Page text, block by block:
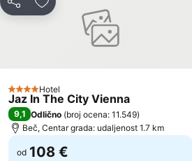
Therme Wien
Wien
Opera
Alsergrund
Gerhard Hanappi Stadion
Deli Dodati u favorite
4 Zvezdice
Hotel
Jaz In The City Vienna
9,1 Odlično (broj ocena: 11.549)
Beč, Centar grada: udaljenost 1.7 km
od 108 €